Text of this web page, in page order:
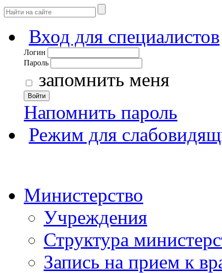
Вход для специалистов
Логин
Пароль
запомнить меня
Войти
Напомнить пароль
Режим для
Министерство
Учреждения
Структура
Запись на прием к